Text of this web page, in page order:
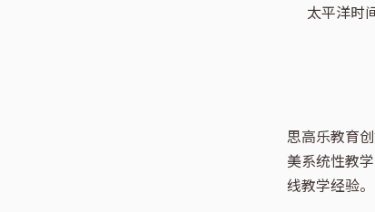
太平洋时
思高乐教育
美系统性教
线教学经验。